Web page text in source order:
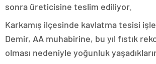
sonra üreticisine teslim ediliyor.
Karkamış ilçesinde kavlatma tesisi
Demir, AA muhabirine, bu yıl fıstık
olması nedeniyle yoğunluk